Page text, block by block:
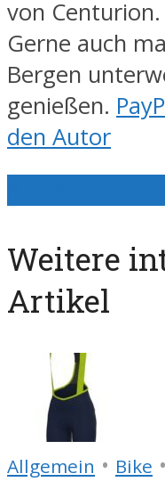
von Centurion.
Gerne auch
Bergen
genießen.
den Autor
Weitere
Artikel
Allgemein • Bike •